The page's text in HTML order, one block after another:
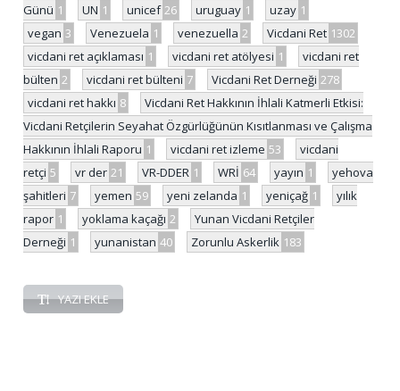
Günü 1 UN 1 unicef 26 uruguay 1 uzay 1
vegan 3 Venezuela 1 venezuella 2 Vicdani Ret 1302
vicdani ret açıklaması 1 vicdani ret atölyesi 1
vicdani ret
bülten 2 vicdani ret bülteni 7 Vicdani Ret Derneği 278
vicdani ret hakkı 8
Vicdani Ret Hakkının İhlali Katmerli Etkisi:
Vicdani Retçilerin Seyahat Özgürlüğünün Kısıtlanması ve Çalışma
Hakkının İhlali Raporu 1 vicdani ret izleme 53
vicdani
retçi 5 vr der 21 VR-DDER 1 WRİ 64 yayın 1
yehova
şahitleri 7 yemen 59 yeni zelanda 1 yeniçağ 1
yılık
rapor 1 yoklama kaçağı 2
Yunan Vicdani Retçiler
Derneği 1 yunanistan 40 Zorunlu Askerlik 183
YAZI EKLE